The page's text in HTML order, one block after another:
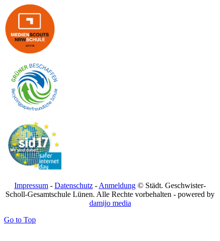
Impressum - Datenschutz - Anmeldung © Städt. Geschwister-
Scholl-Gesamtschule Lünen. Alle Rechte vorbehalten - powered by
damijo media
Go to Top